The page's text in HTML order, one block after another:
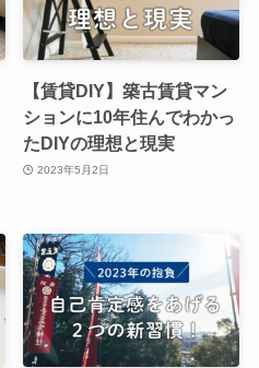
【賃貸DIY】築古賃貸マン
ションに10年住んでわかっ
たDIYの理想と現実
2023年5月2日